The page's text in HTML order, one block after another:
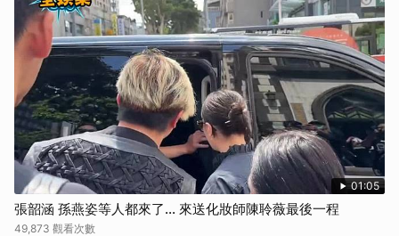
01:05
張韶涵 孫燕姿等人都來了... 來送化妝師陳聆薇最後一程
49,873 觀看次數